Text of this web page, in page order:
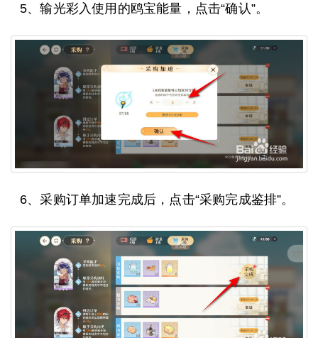
5、输光彩入使用的鸥宝能量，点击“确认”。
6、采购订单加速完成后，点击“采购完成鉴排”。